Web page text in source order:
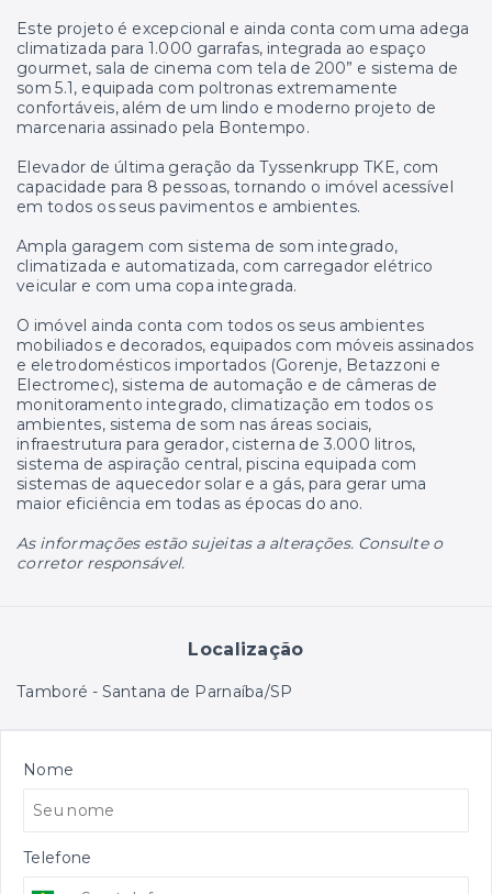
Este projeto é excepcional e ainda conta com uma adega
climatizada para 1.000 garrafas, integrada ao espaço
gourmet, sala de cinema com tela de 200” e sistema de
som 5.1, equipada com poltronas extremamente
confortáveis, além de um lindo e moderno projeto de
marcenaria assinado pela Bontempo.
Elevador de última geração da Tyssenkrupp TKE, com
capacidade para 8 pessoas, tornando o imóvel acessível
em todos os seus pavimentos e ambientes.
Ampla garagem com sistema de som integrado,
climatizada e automatizada, com carregador elétrico
veicular e com uma copa integrada.
O imóvel ainda conta com todos os seus ambientes
mobiliados e decorados, equipados com móveis assinados
e eletrodomésticos importados (Gorenje, Betazzoni e
Electromec), sistema de automação e de câmeras de
monitoramento integrado, climatização em todos os
ambientes, sistema de som nas áreas sociais,
infraestrutura para gerador, cisterna de 3.000 litros,
sistema de aspiração central, piscina equipada com
sistemas de aquecedor solar e a gás, para gerar uma
maior eficiência em todas as épocas do ano.
As informações estão sujeitas a alterações. Consulte o
corretor responsável.
Localização
Tamboré - Santana de Parnaíba/SP
Nome
Telefone